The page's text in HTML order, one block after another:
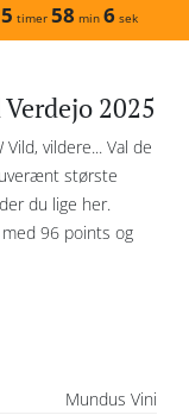
timer 58 min 6 sek
2025
Vild, vildere... Val de
største
du lige her.
96 points og
Mundus Vini